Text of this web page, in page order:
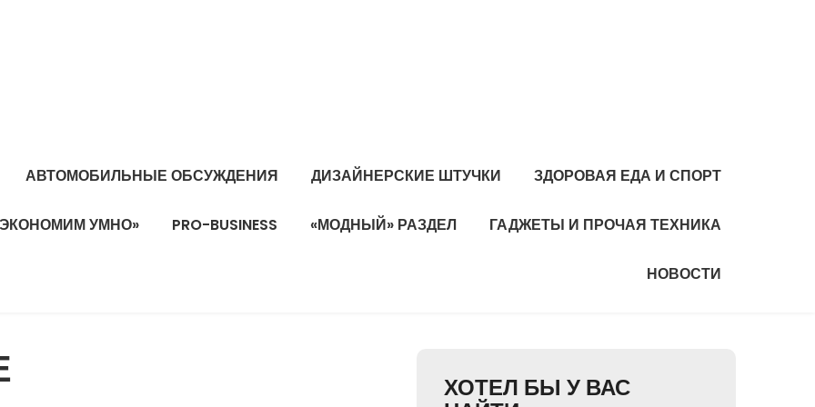
АВТОМОБИЛЬНЫЕ ОБСУЖДЕНИЯ ДИЗАЙНЕРСКИЕ ШТУЧКИ ЗДОРОВАЯ ЕДА И СПОРТ
УМНО» PRO-BUSINESS «МОДНЫЙ» РАЗДЕЛ ГАДЖЕТЫ И ПРОЧАЯ ТЕХНИКА
НОВОСТИ
ХОТЕЛ БЫ У ВАС